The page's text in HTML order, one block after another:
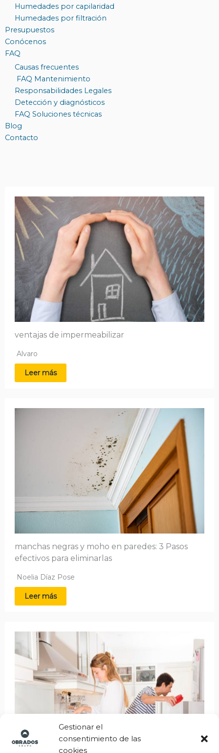
Gestionar el
consentimiento de las
cookies
Humedades por capilaridad
Humedades por filtración
Presupuestos
Conócenos
FAQ
Causas frecuentes
FAQ Mantenimiento
Responsabilidades Legales
Detección y diagnósticos
FAQ Soluciones técnicas
Blog
Contacto
ventajas de impermeabilizar
Alvaro
Leer más
manchas negras y moho en paredes: 3 Pasos
efectivos para eliminarlas
Noelia Díaz Pose
Leer más